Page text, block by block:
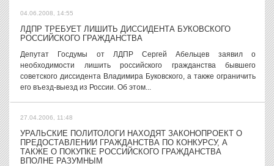
04.06.2008, 14:55
ЛДПР ТРЕБУЕТ ЛИШИТЬ ДИССИДЕНТА БУКОВСКОГО
РОССИЙСКОГО ГРАЖДАНСТВА
Депутат Госдумы от ЛДПР Сергей Абельцев заявил о
необходимости лишить российского гражданства бывшего
советского диссидента Владимира Буковского, а также ограничить
его въезд-выезд из России. Об этом...
27.04.2006, 11:48
УРАЛЬСКИЕ ПОЛИТОЛОГИ НАХОДЯТ ЗАКОНОПРОЕКТ О
ПРЕДОСТАВЛЕНИИ ГРАЖДАНСТВА ПО КОНКУРСУ, А
ТАКЖЕ О ПОКУПКЕ РОССИЙСКОГО ГРАЖДАНСТВА
ВПОЛНЕ РАЗУМНЫМ